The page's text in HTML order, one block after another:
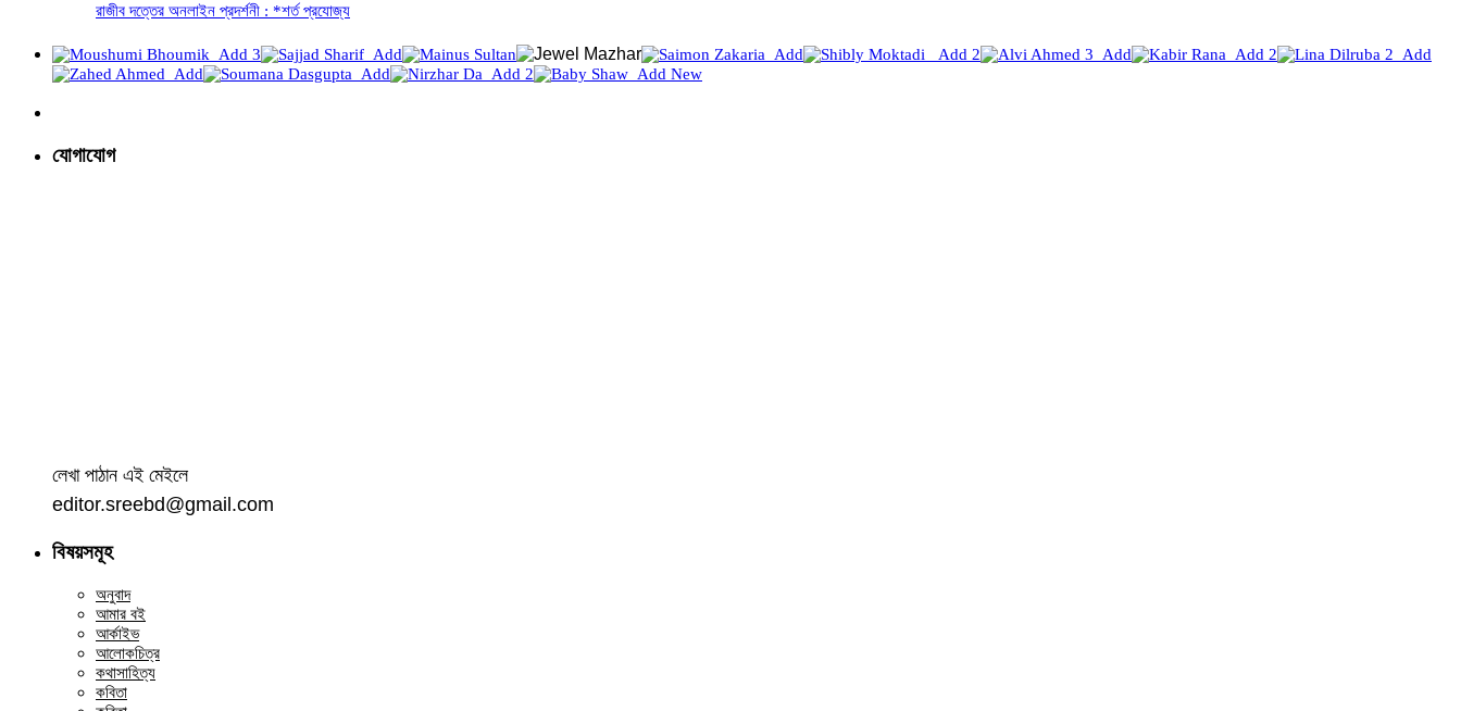
রাজীব দত্তের অনলাইন প্রদর্শনী : *শর্ত প্রযোজ্য
যোগাযোগ
লেখা পাঠান এই মেইলে
editor.sreebd@gmail.com
বিষয়সমূহ
অনুবাদ
আমার বই
আর্কাইভ
আলোকচিত্র
কথাসাহিত্য
কবিতা